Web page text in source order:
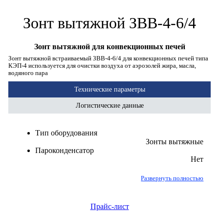
Зонт вытяжной ЗВВ-4-6/4
Зонт вытяжной для конвекционных печей
Зонт вытяжной встраиваемый ЗВВ-4-6/4 для конвекционных печей типа
КЭП-4 используется для очистки воздуха от аэрозолей жира, масла,
водяного пара
Технические параметры
Логистические данные
Тип оборудования
Зонты вытяжные
Пароконденсатор
Нет
Развернуть полностью
Прайс-лист